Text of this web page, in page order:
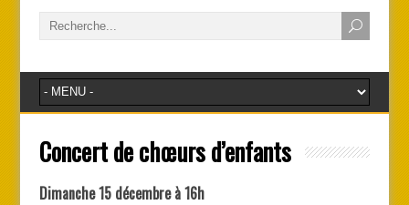
Concert de chœurs d’enfants
Dimanche 15 décembre à 16h